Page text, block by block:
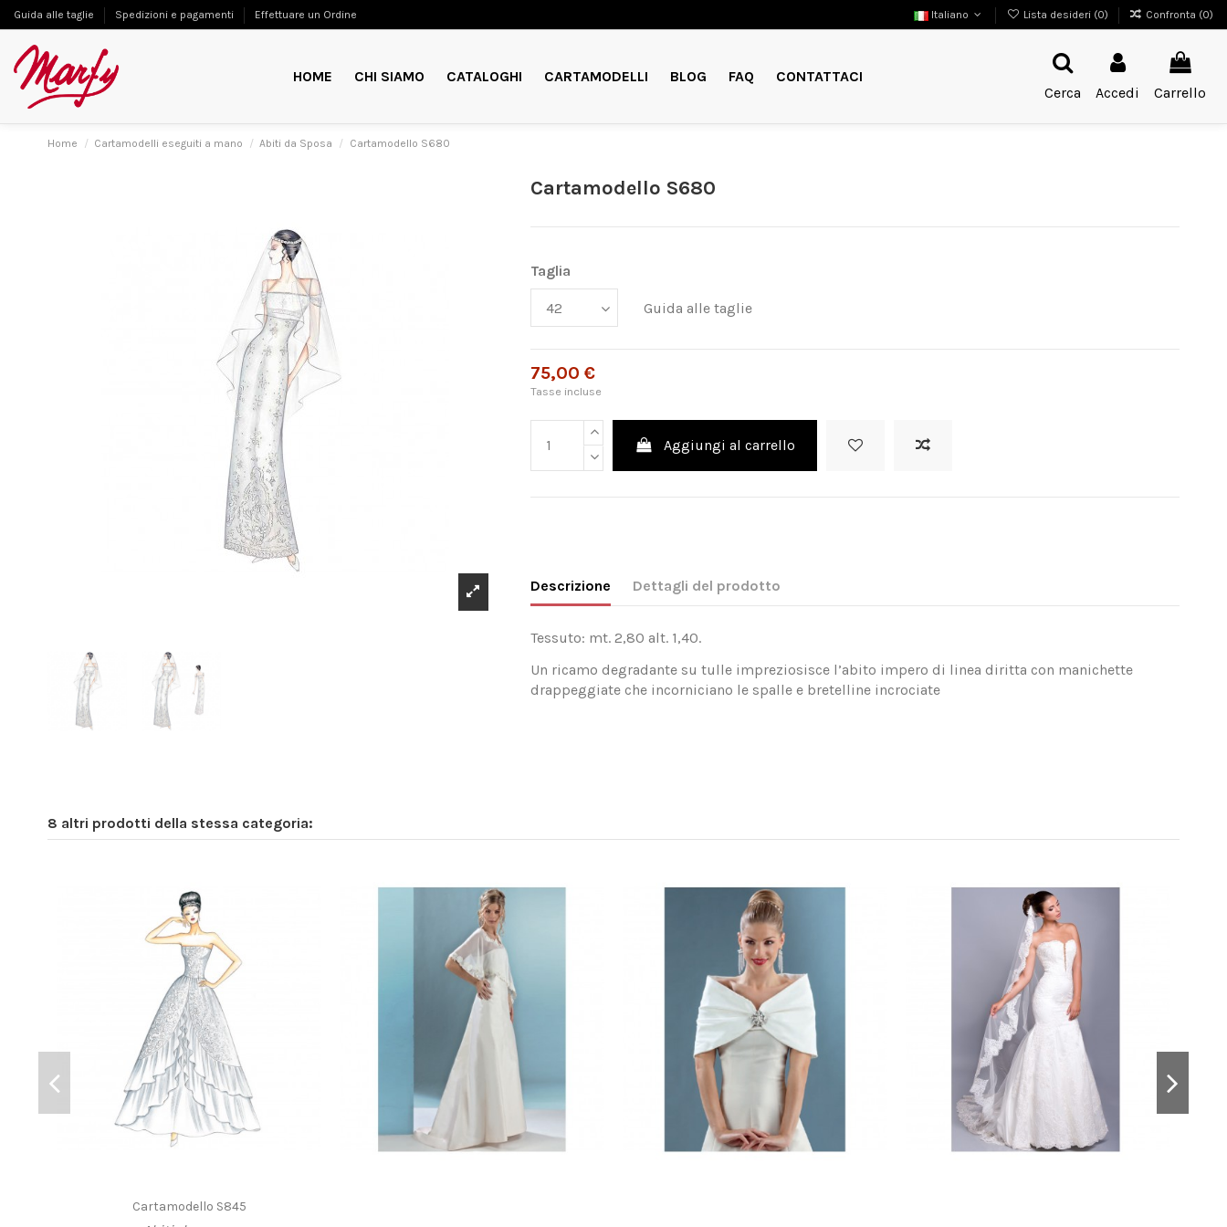
Guida alle taglie Spedizioni e pagamenti Effettuare un Ordine Italiano Lista desideri (0) Confronta (0)
HOME CHI SIAMO CATALOGHI CARTAMODELLI BLOG FAQ
CONTATTACI
Cerca
Accedi Carrello
Home Cartamodelli eseguiti a mano Abiti da Sposa Cartamodello S680
Cartamodello S680
Taglia
Guida alle taglie
75,00 €
Tasse incluse
Aggiungi al carrello
Descrizione Dettagli del prodotto
Tessuto: mt. 2,80 alt. 1,40.
Un ricamo degradante su tulle impreziosisce l’abito impero di linea diritta con manichette
drappeggiate che incorniciano le spalle e bretelline incrociate
8 altri prodotti della stessa categoria:
Cartamodello S845